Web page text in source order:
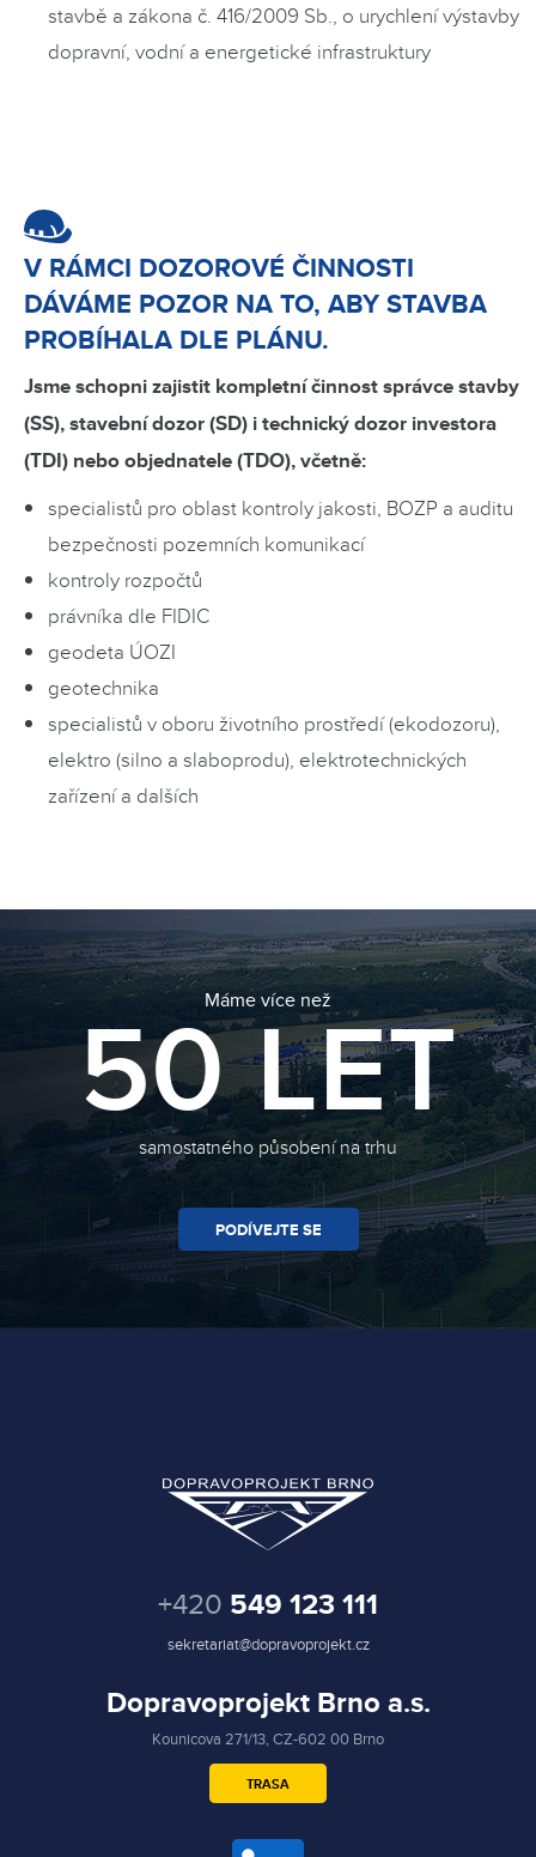
stavbě a zákona č. 416/2009 Sb., o urychlení výstavby
dopravní, vodní a energetické infrastruktury
V RÁMCI DOZOROVÉ ČINNOSTI
DÁVÁME POZOR NA TO, ABY STAVBA
PROBÍHALA DLE PLÁNU.
Jsme schopni zajistit kompletní činnost správce stavby
(SS), stavební dozor (SD) i technický dozor investora
(TDI) nebo objednatele (TDO), včetně:
specialistů pro oblast kontroly jakosti, BOZP a auditu
bezpečnosti pozemních komunikací
kontroly rozpočtů
právníka dle FIDIC
geodeta ÚOZI
geotechnika
specialistů v oboru životního prostředí (ekodozoru),
elektro (silno a slaboprodu), elektrotechnických
zařízení a dalších
Máme více než
50 LET
samostatného působení na trhu
PODÍVEJTE SE
+420 549 123 111
sekretariat@dopravoprojekt.cz
Dopravoprojekt Brno a.s.
Kounicova 271/13, CZ-602 00 Brno
TRASA